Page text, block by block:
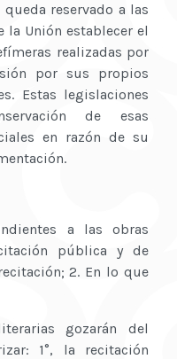
reservado a las
la Unión establecer el
realizadas por
por sus propios
Estas legislaciones
de esas
en razón de su
a las obras
pública y de
2. En lo que
gozarán del
1°, la recitación